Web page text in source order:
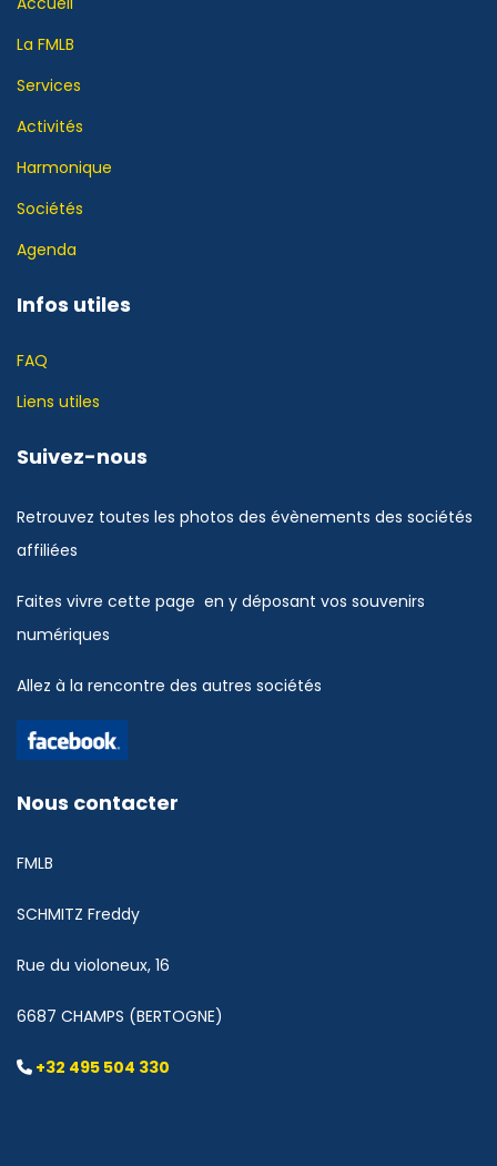
La FMLB
Services
Activités
Harmonique
Sociétés
Agenda
Infos utiles
FAQ
Liens utiles
Suivez-nous
Retrouvez toutes les photos des évènements des sociétés
affiliées
Faites vivre cette page en y déposant vos souvenirs
numériques
Allez à la rencontre des autres sociétés
Nous contacter
FMLB
SCHMITZ Freddy
Rue du violoneux, 16
6687 CHAMPS (BERTOGNE)
+32 495 504 330